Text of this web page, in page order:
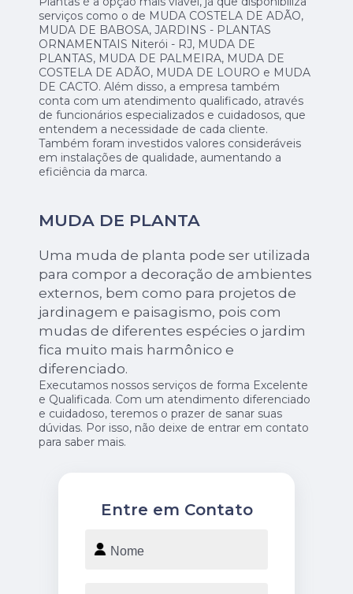
serviços como o de MUDA COSTELA DE ADÃO,
MUDA DE BABOSA, JARDINS - PLANTAS
ORNAMENTAIS Niterói - RJ, MUDA DE
PLANTAS, MUDA DE PALMEIRA, MUDA DE
COSTELA DE ADÃO, MUDA DE LOURO e MUDA
DE CACTO. Além disso, a empresa também
conta com um atendimento qualificado, através
de funcionários especializados e cuidadosos, que
entendem a necessidade de cada cliente.
Também foram investidos valores consideráveis
em instalações de qualidade, aumentando a
eficiência da marca.
MUDA DE PLANTA
Uma muda de planta pode ser utilizada
para compor a decoração de ambientes
externos, bem como para projetos de
jardinagem e paisagismo, pois com
mudas de diferentes espécies o jardim
fica muito mais harmônico e
diferenciado.
Executamos nossos serviços de forma Excelente
e Qualificada. Com um atendimento diferenciado
e cuidadoso, teremos o prazer de sanar suas
dúvidas. Por isso, não deixe de entrar em contato
para saber mais.
Entre em Contato